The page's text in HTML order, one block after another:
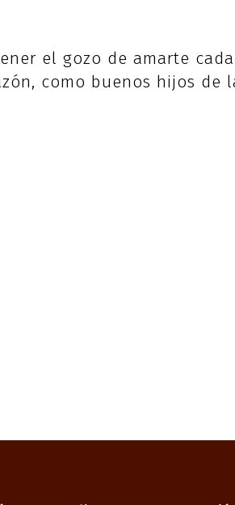
el gozo de amarte
como buenos hijos de